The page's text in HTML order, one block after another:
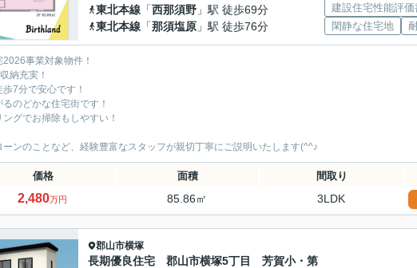
東北本線 「西那須野 」駅 徒歩69分
東北本線 「那須塩原 」駅 徒歩76分
建設住宅性能評価
閑静な住宅地
事業対象物件！
納充実！
7分で安心です！
のどかな住宅街です！
グでお掃除もしやすい！
ンのことなど、経験豊富なスタッフが親切丁寧にご説明いたします(^^♪
価格 面積 間取り
2,480万円 85.86㎡ 3LDK
郡山市横塚
長期優良住宅 郡山市横塚5丁目 芳賀小・第